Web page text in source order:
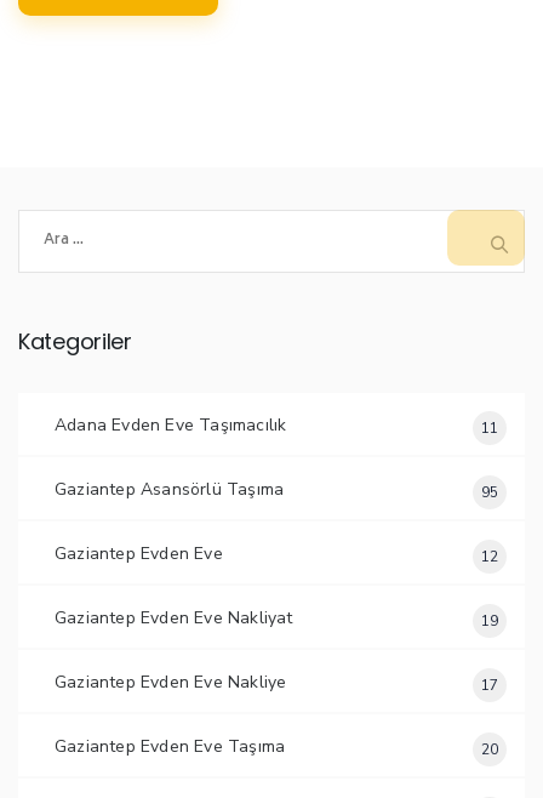
Kategoriler
Adana Evden Eve Taşımacılık 11
Gaziantep Asansörlü Taşıma 95
Gaziantep Evden Eve 12
Gaziantep Evden Eve Nakliyat 19
Gaziantep Evden Eve Nakliye 17
Gaziantep Evden Eve Taşıma 20